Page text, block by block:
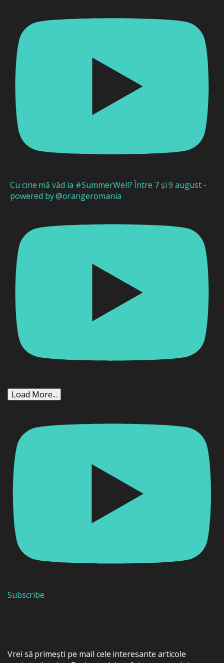
Cu cine mă văd la #SummerWell? Între 7 și 9 august -
powered by @orangeromania
Load More...
Subscribe
Vrei să primești pe mail cele interesante articole